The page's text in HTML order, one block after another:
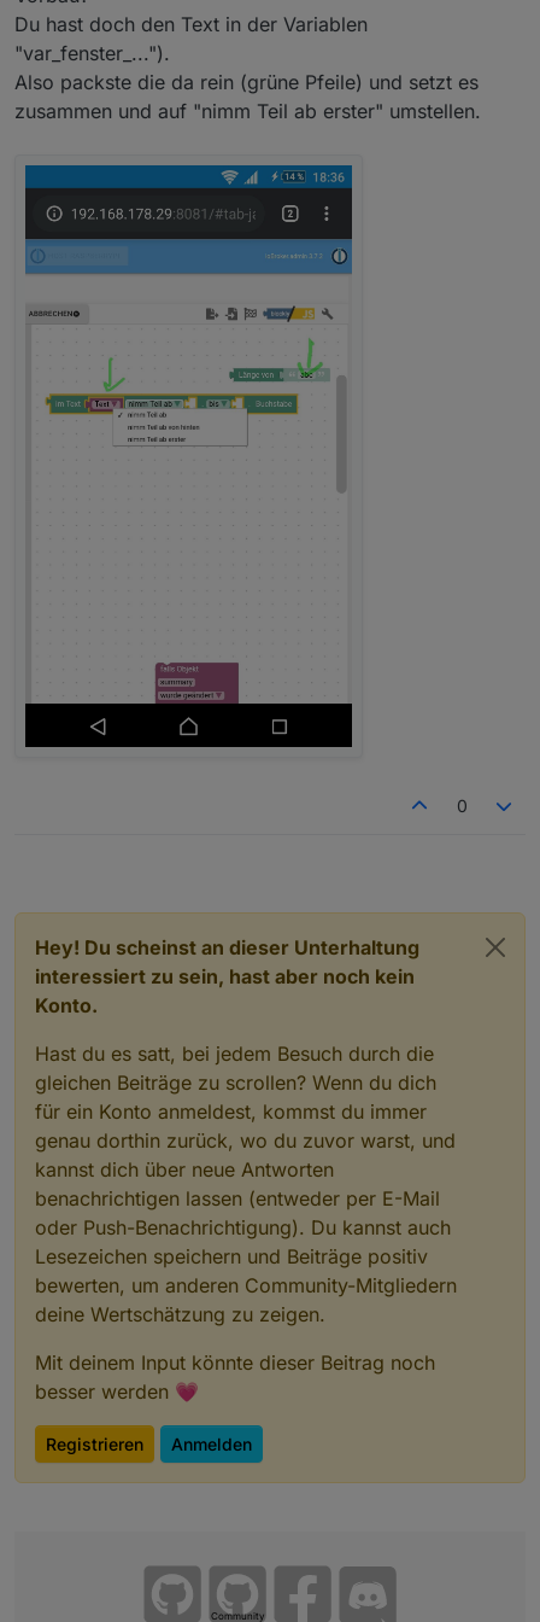
Du hast doch den Text in der Variablen
"var_fenster_...").
Also packste die da rein (grüne Pfeile) und setzt es
zusammen und auf "nimm Teil ab erster" umstellen.
0
Hey! Du scheinst an dieser Unterhaltung
interessiert zu sein, hast aber noch kein
Konto.
Hast du es satt, bei jedem Besuch durch die
gleichen Beiträge zu scrollen? Wenn du dich
für ein Konto anmeldest, kommst du immer
genau dorthin zurück, wo du zuvor warst, und
kannst dich über neue Antworten
benachrichtigen lassen (entweder per E-Mail
oder Push-Benachrichtigung). Du kannst auch
Lesezeichen speichern und Beiträge positiv
bewerten, um anderen Community-Mitgliedern
deine Wertschätzung zu zeigen.
Mit deinem Input könnte dieser Beitrag noch
besser werden 💗
Registrieren Anmelden
Community